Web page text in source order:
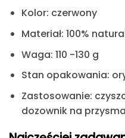
Kolor: czerwony
Materiał: 100%
Waga: 110 -130 g
Stan opakowania:
Zastosowanie:
dozownik na